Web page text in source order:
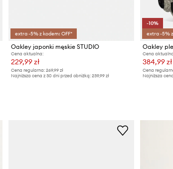
extra -5% z kodem: OFF*
Oakley japonki męskie STUDIO
Cena aktualna:
229,99 zł
Cena regularna: 269,99 zł
Najniższa cena z 30 dni przed obniżką: 239,99 zł
-10%
extra -5%
Oakley
Cena
384,99 zł
Cena
Najniższa